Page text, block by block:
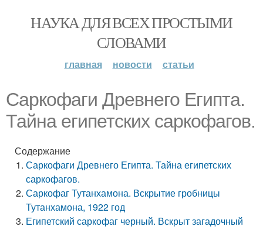
НАУКА ДЛЯ ВСЕХ ПРОСТЫМИ
СЛОВАМИ
главная новости статьи
Саркофаги Древнего Египта.
Тайна египетских саркофагов.
Содержание
Саркофаги Древнего Египта. Тайна египетских
саркофагов.
Саркофаг Тутанхамона. Вскрытие гробницы
Тутанхамона, 1922 год
Египетский саркофаг черный. Вскрыт загадочный